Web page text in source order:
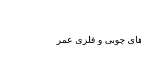
چوبی و فلزی عمر